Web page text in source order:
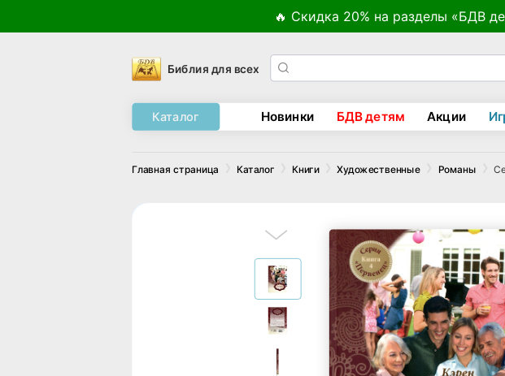
🔥 Скидка 20% на разделы «БДВ
Библия для всех
Каталог Новинки БДВ детям Акции
Главная страница Каталог Книги Художественные Романы